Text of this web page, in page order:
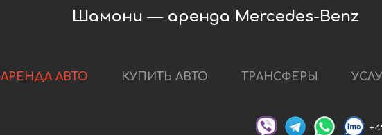
Шамони — аренда Mercedes-Benz
АРЕНДА АВТО КУПИТЬ АВТО ТРАНСФЕРЫ